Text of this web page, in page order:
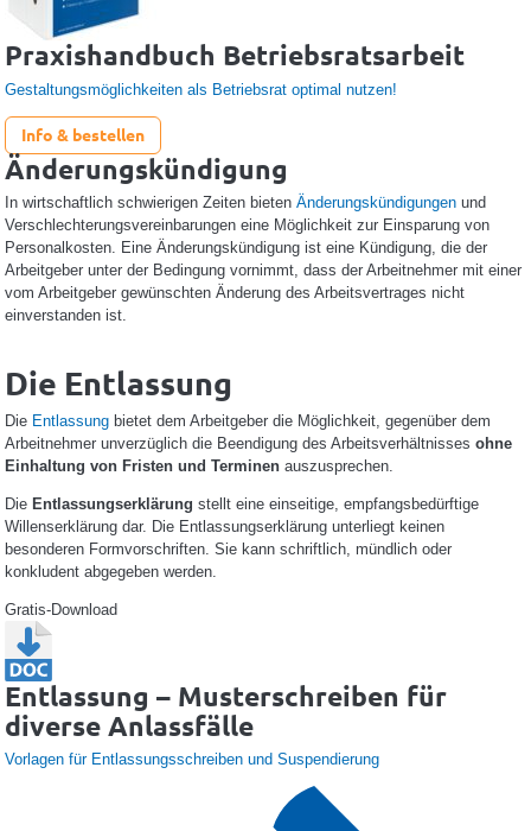
Praxishandbuch Betriebsratsarbeit
Gestaltungsmöglichkeiten als Betriebsrat optimal nutzen!
Info & bestellen
Änderungskündigung
In wirtschaftlich schwierigen Zeiten bieten Änderungskündigungenund
Verschlechterungsvereinbarungen eine Möglichkeit zur Einsparung von
Personalkosten. Eine Änderungskündigung ist eine Kündigung, die der
Arbeitgeber unter der Bedingung vornimmt, dass der Arbeitnehmer mit einer
vom Arbeitgeber gewünschten Änderung des Arbeitsvertrages nicht
einverstanden ist.
Die Entlassung
Die Entlassungbietet dem Arbeitgeber die Möglichkeit, gegenüber dem
Arbeitnehmer unverzüglich die Beendigung des Arbeitsverhältnisses ohne
Einhaltung von Fristen und Terminenauszusprechen.
Die Entlassungserklärung stellt eine einseitige, empfangsbedürftige
Willenserklärung dar. Die Entlassungserklärung unterliegt keinen
besonderen Formvorschriften. Sie kann schriftlich, mündlich oder
konkludent abgegeben werden.
Gratis-Download
Entlassung – Musterschreiben für
diverse Anlassfälle
Vorlagen für Entlassungsschreiben und Suspendierung